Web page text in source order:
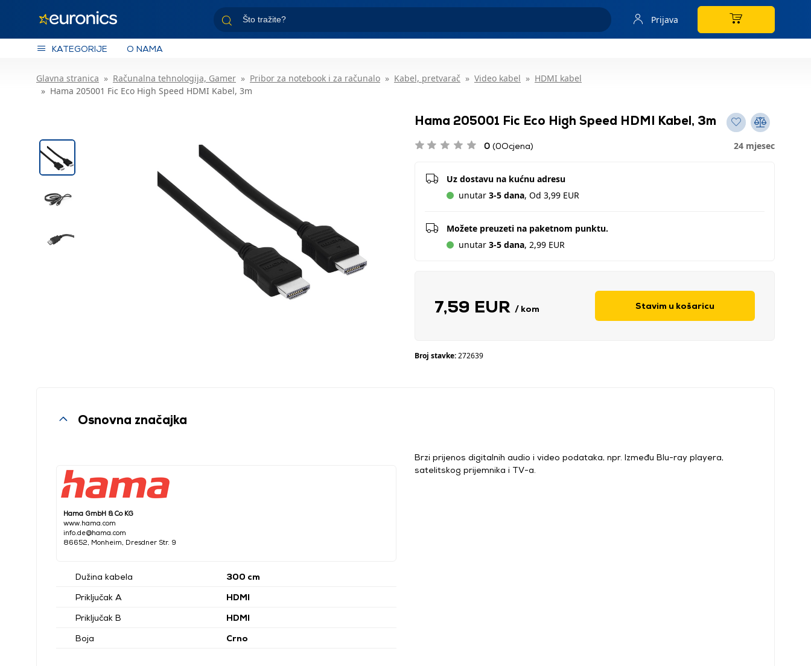
Prijava
KATEGORIJE O NAMA
Glavna stranica Računalna tehnologija, Gamer Pribor za notebook i za računalo Kabel, pretvarač Video kabel
HDMI kabel
Hama 205001 Fic Eco High Speed HDMI Kabel, 3m
Hama 205001 Fic Eco High Speed HDMI Kabel, 3m
0 (0Ocjena) 24 mjesec
Uz dostavu na kućnu adresu
unutar 3-5 dana, Od 3,99 EUR
Možete preuzeti na paketnom punktu.
unutar 3-5 dana, 2,99 EUR
7,59 EUR / kom Stavim u košaricu
Broj stavke:272639
Osnovna značajka
Hama GmbH & Co KG
www.hama.com
info.de@hama.com
86652, Monheim, Dresdner Str. 9
Dužina kabela
300 cm
Priključak A
HDMI
Priključak B
HDMI
Boja
Crno
Brzi prijenos digitalnih audio i video podataka, npr. Između Blu-ray playera,
satelitskog prijemnika i TV-a.